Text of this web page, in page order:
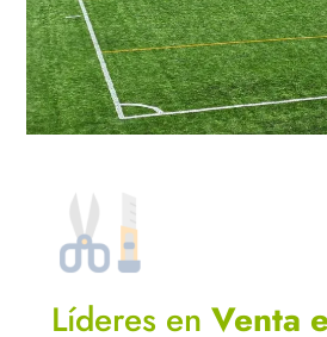
Líderes en Venta e